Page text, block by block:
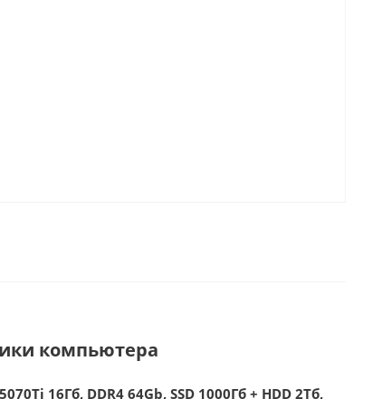
компьютера
16Гб, DDR4 64Gb, SSD 1000Гб + HDD 2Тб,